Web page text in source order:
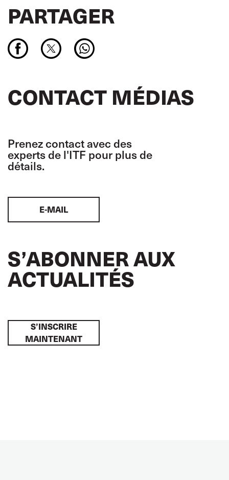
PARTAGER
CONTACT MÉDIAS
Prenez contact avec des
experts de l'ITF pour plus de
détails.
E-MAIL
S’ABONNER AUX
ACTUALITÉS
S’INSCRIRE
MAINTENANT